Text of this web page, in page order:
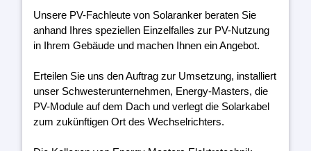
Unsere PV-Fachleute von Solaranker beraten Sie
anhand Ihres speziellen Einzelfalles zur PV-Nutzung
in Ihrem Gebäude und machen Ihnen ein Angebot.
Erteilen Sie uns den Auftrag zur Umsetzung, installiert
unser Schwesterunternehmen, Energy-Masters, die
PV-Module auf dem Dach und verlegt die Solarkabel
zum zukünftigen Ort des Wechselrichters.